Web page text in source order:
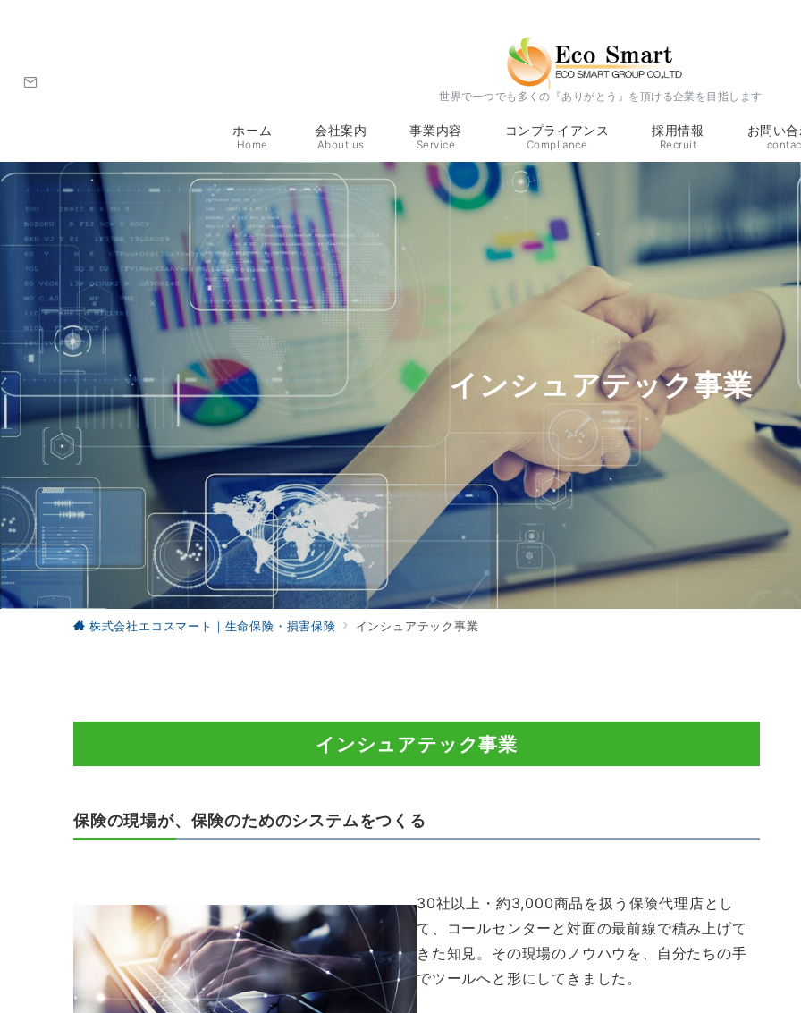
世界で一つでも多くの『ありがとう』を頂ける企業を目指します
ホーム
Home
会社案内
About us
事業内容
Service
コンプライアンス
Compliance
採用情報
Recruit
お問い
インシュアテック事業
株式会社エコスマート｜生命保険・損害保険 インシュアテック事業
インシュアテック事業
保険の現場が、保険のためのシステムをつくる
30社以上・約3,000商品を扱う保険代理店とし
て、コールセンターと対面の最前線で積み上げて
きた知見。その現場のノウハウを、自分たちの手
でツールへと形にしてきました。